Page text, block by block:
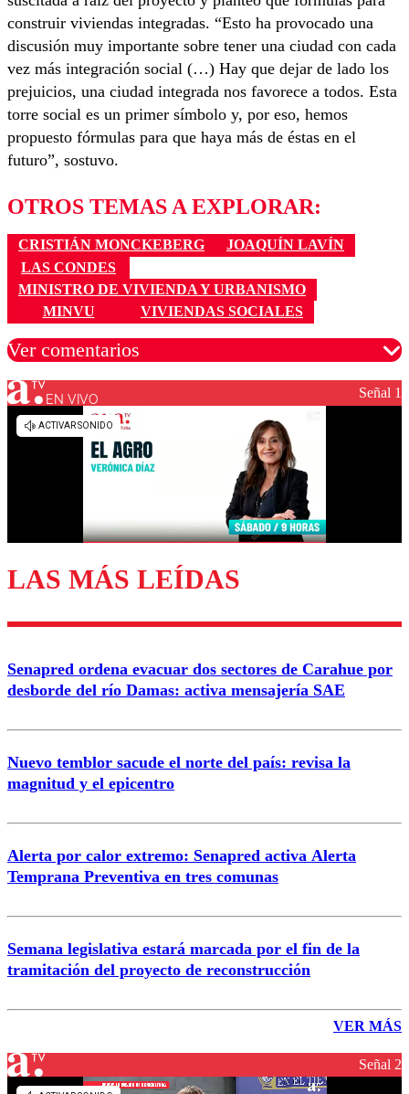
construir viviendas integradas. “Esto ha provocado una
discusión muy importante sobre tener una ciudad con cada
vez más integración social (…) Hay que dejar de lado los
prejuicios, una ciudad integrada nos favorece a todos. Esta
torre social es un primer símbolo y, por eso, hemos
propuesto fórmulas para que haya más de éstas en el
futuro”, sostuvo.
OTROS TEMAS A EXPLORAR:
CRISTIÁN MONCKEBERG
JOAQUÍN LAVÍN
LAS CONDES
MINISTRO DE VIVIENDA Y URBANISMO
MINVU
VIVIENDAS SOCIALES
Ver comentarios
Los comentarios son moderados para garantizar un
diálogo respetuoso.
Enviar comentario
EN VIVO Señal 1
LAS MÁS LEÍDAS
Senapred ordena evacuar dos sectores de Carahue por
desborde del río Damas: activa mensajería SAE
Nuevo temblor sacude el norte del país: revisa la
magnitud y el epicentro
Alerta por calor extremo: Senapred activa Alerta
Temprana Preventiva en tres comunas
Semana legislativa estará marcada por el fin de la
tramitación del proyecto de reconstrucción
VER MÁS
Señal 2